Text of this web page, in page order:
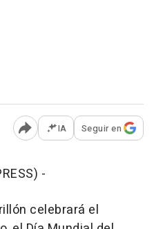
Abrir opciones para
IA Seguir en
-
celebrará el